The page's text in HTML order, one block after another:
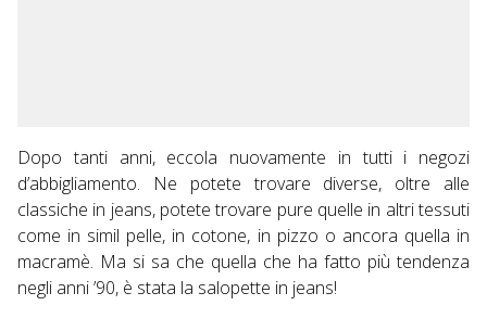
Dopo tanti anni, eccola nuovamente in tutti i negozi
d’abbigliamento. Ne potete trovare diverse, oltre alle
classiche in jeans, potete trovare pure quelle in altri tessuti
come in simil pelle, in cotone, in pizzo o ancora quella in
macramè. Ma si sa che quella che ha fatto più tendenza
negli anni ’90, è stata la salopette in jeans!